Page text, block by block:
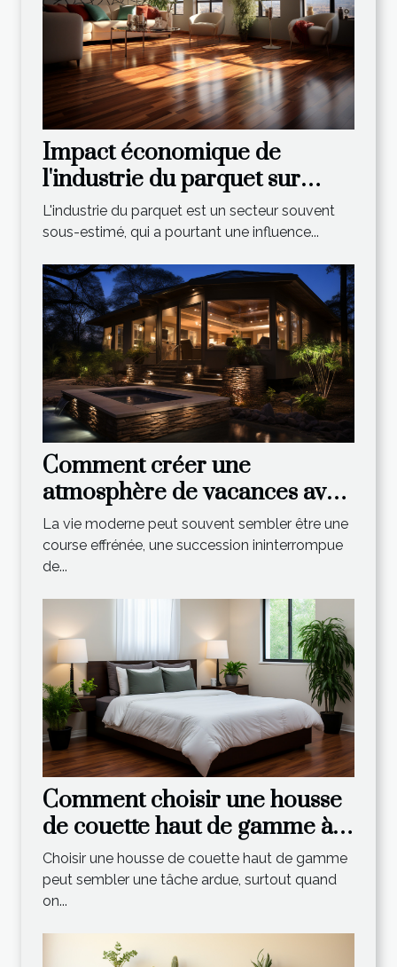
Impact économique de
l'industrie du parquet sur
l'économie mondiale
L'industrie du parquet est un secteur souvent
sous-estimé, qui a pourtant une influence...
Comment créer une
atmosphère de vacances avec
un spa extérieur ?
La vie moderne peut souvent sembler être une
course effrénée, une succession ininterrompue
de...
Comment choisir une housse
de couette haut de gamme à
un prix abordable
Choisir une housse de couette haut de gamme
peut sembler une tâche ardue, surtout quand
on...